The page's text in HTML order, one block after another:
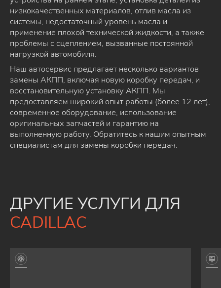
низкокачественных материалов, отлив масла из
системы, недостаточный уровень масла и
применение плохой технической жидкости, а также
проблемы с сцеплением, вызванные постоянной
нагрузкой автомобиля.
Наш автосервис предлагает несколько вариантов
замены АКПП, включая новую коробку передач, и
восстановительную установку АКПП. Мы
предоставляем широкий опыт работы (более 12 лет),
современное оборудование, использование
оригинальных запчастей и гарантию на
выполненную работу. Обратитесь к нашим опытным
специалистам для замены коробки передач.
ДРУГИЕ УСЛУГИ ДЛЯ
CADILLAC